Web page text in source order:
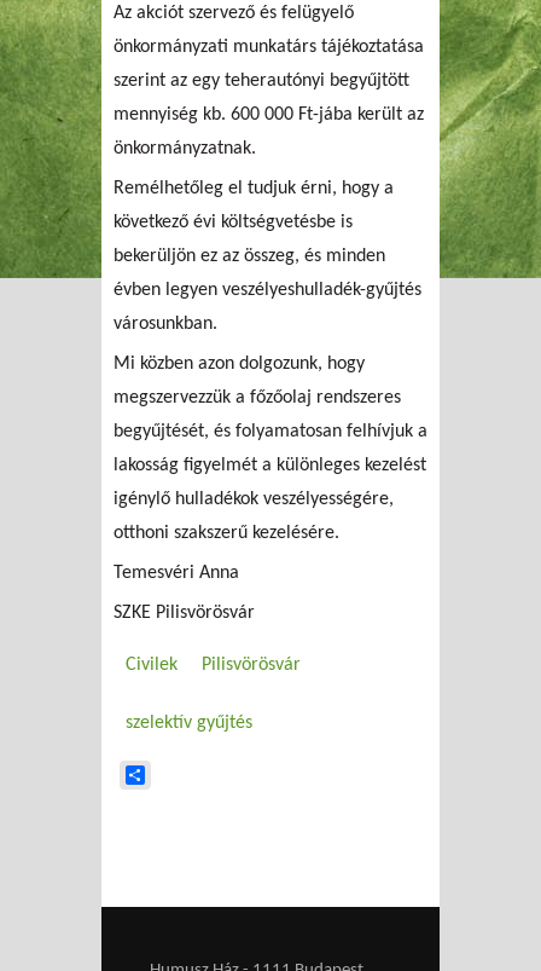
Az akciót szervező és felügyelő
önkormányzati munkatárs tájékoztatása
szerint az egy teherautónyi begyűjtött
mennyiség kb. 600 000 Ft-jába került az
önkormányzatnak.
Remélhetőleg el tudjuk érni, hogy a
következő évi költségvetésbe is
bekerüljön ez az összeg, és minden
évben legyen veszélyeshulladék-gyűjtés
városunkban.
Mi közben azon dolgozunk, hogy
megszervezzük a főzőolaj rendszeres
begyűjtését, és folyamatosan felhívjuk a
lakosság figyelmét a különleges kezelést
igénylő hulladékok veszélyességére,
otthoni szakszerű kezelésére.
Temesvéri Anna
SZKE Pilisvörösvár
Civilek Pilisvörösvár
szelektív gyűjtés